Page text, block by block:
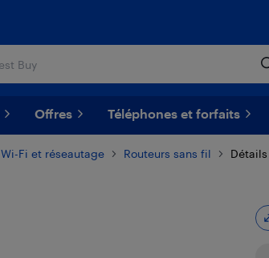
Offres Téléphones et forfaits
Wi-Fi et réseautage Routeurs sans fil